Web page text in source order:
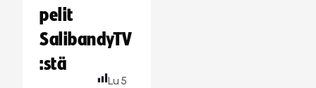
pelit
SalibandyTV
:stä
Lu 5